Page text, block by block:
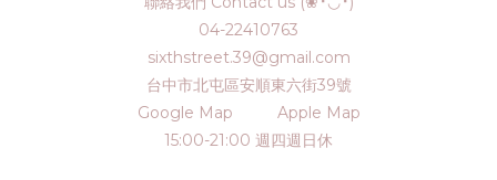
04-22410763
sixthstreet.39@gmail.com
台中市北屯區安順東六街39號
Google Map
Apple Map
15:00-21:00 週四週日休